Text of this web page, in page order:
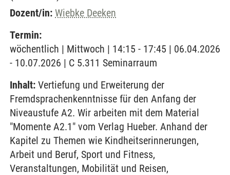
Dozent/in: Wiebke Deeken
Termin:
wöchentlich | Mittwoch | 14:15 - 17:45 | 06.04.2026
- 10.07.2026 | C 5.311 Seminarraum
Inhalt: Vertiefung und Erweiterung der
Fremdsprachenkenntnisse für den Anfang der
Niveaustufe A2. Wir arbeiten mit dem Material
"Momente A2.1" vom Verlag Hueber. Anhand der
Kapitel zu Themen wie Kindheitserinnerungen,
Arbeit und Beruf, Sport und Fitness,
Veranstaltungen, Mobilität und Reisen,